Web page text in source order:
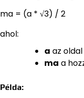
ma = (a * √3) / 2
ahol:
a az
ma a
Példa: